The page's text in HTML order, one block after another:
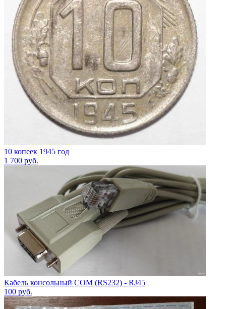
10 копеек 1945 год
1 700 руб.
Кабель консольный COM (RS232) - RJ45
100 руб.